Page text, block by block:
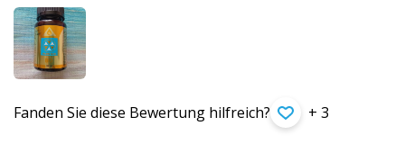
Fanden Sie diese Bewertung hilfreich? + 3